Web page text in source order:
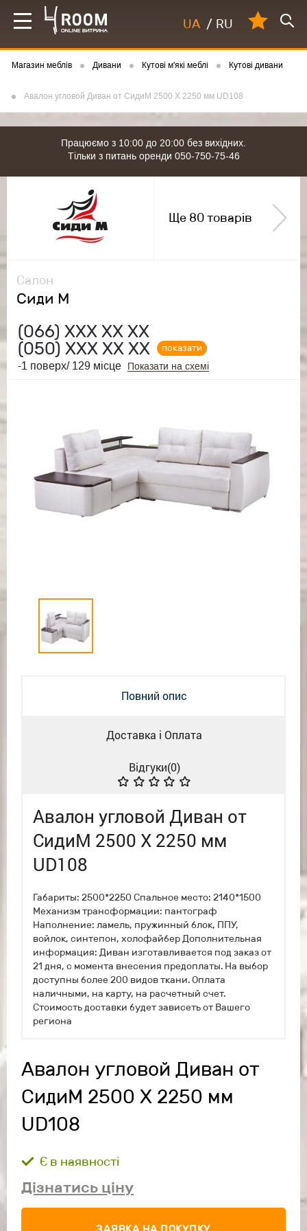
UA / RU
Магазин меблів Дивани Кутові м'які меблі Кутові дивани
Авалон угловой Диван от СидиМ 2500 Х 2250 мм UD108
Працюємо з 10:00 до 20:00 без вихідних.
Тільки з питань оренди 050-750-75-46
Салон
Сиди М
(066) ХХХ ХХ ХХ
(050) ХХХ ХХ ХХ
показати
-1 поверх/ 129 місце
Показати на схемі
Ще 80 товарів
Повний опис
Доставка і Оплата
Відгуки(0)
Авалон угловой Диван от
СидиМ 2500 Х 2250 мм
UD108
Габариты: 2500*2250 Спальное место: 2140*1500
Механизм трансформации: пантограф
Наполнение: ламель, пружинный блок, ППУ,
войлок, синтепон, холофайбер Дополнительная
информация: Диван изготавливается под заказ от
21 дня, с момента внесения предоплаты. На выбор
доступны более 200 видов ткани. Оплата
наличными, на карту, на расчетный счет.
Стоимость доставки будет зависеть от Вашего
региона
Авалон угловой Диван от
СидиМ 2500 Х 2250 мм
UD108
Є в наявності
Дізнатись ціну